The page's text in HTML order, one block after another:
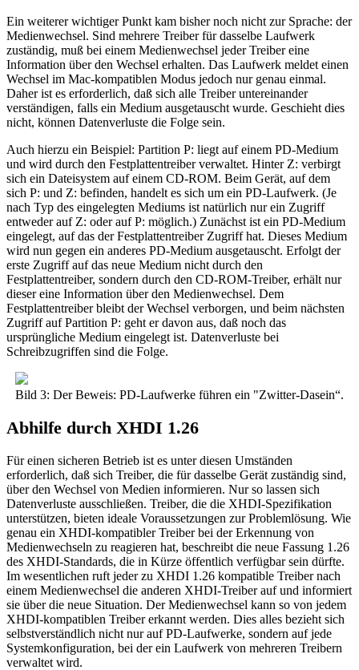
Ein weiterer wichtiger Punkt kam bisher noch nicht zur Sprache: der
Medienwechsel. Sind mehrere Treiber für dasselbe Laufwerk
zuständig, muß bei einem Medienwechsel jeder Treiber eine
Information über den Wechsel erhalten. Das Laufwerk meldet einen
Wechsel im Mac-kompatiblen Modus jedoch nur genau einmal.
Daher ist es erforderlich, daß sich alle Treiber untereinander
verständigen, falls ein Medium ausgetauscht wurde. Geschieht dies
nicht, können Datenverluste die Folge sein.
Auch hierzu ein Beispiel: Partition P: liegt auf einem PD-Medium
und wird durch den Festplattentreiber verwaltet. Hinter Z: verbirgt
sich ein Dateisystem auf einem CD-ROM. Beim Gerät, auf dem
sich P: und Z: befinden, handelt es sich um ein PD-Laufwerk. (Je
nach Typ des eingelegten Mediums ist natürlich nur ein Zugriff
entweder auf Z: oder auf P: möglich.) Zunächst ist ein PD-Medium
eingelegt, auf das der Festplattentreiber Zugriff hat. Dieses Medium
wird nun gegen ein anderes PD-Medium ausgetauscht. Erfolgt der
erste Zugriff auf das neue Medium nicht durch den
Festplattentreiber, sondern durch den CD-ROM-Treiber, erhält nur
dieser eine Information über den Medienwechsel. Dem
Festplattentreiber bleibt der Wechsel verborgen, und beim nächsten
Zugriff auf Partition P: geht er davon aus, daß noch das
ursprüngliche Medium eingelegt ist. Datenverluste bei
Schreibzugriffen sind die Folge.
Bild 3: Der Beweis: PD-Laufwerke führen ein "Zwitter-Dasein“.
Abhilfe durch XHDI 1.26
Für einen sicheren Betrieb ist es unter diesen Umständen
erforderlich, daß sich Treiber, die für dasselbe Gerät zuständig sind,
über den Wechsel von Medien informieren. Nur so lassen sich
Datenverluste ausschließen. Treiber, die die XHDI-Spezifikation
unterstützen, bieten ideale Voraussetzungen zur Problemlösung. Wie
genau ein XHDI-kompatibler Treiber bei der Erkennung von
Medienwechseln zu reagieren hat, beschreibt die neue Fassung 1.26
des XHDI-Standards, die in Kürze öffentlich verfügbar sein dürfte.
Im wesentlichen ruft jeder zu XHDI 1.26 kompatible Treiber nach
einem Medienwechsel die anderen XHDI-Treiber auf und informiert
sie über die neue Situation. Der Medienwechsel kann so von jedem
XHDI-kompatiblen Treiber erkannt werden. Dies alles bezieht sich
selbstverständlich nicht nur auf PD-Laufwerke, sondern auf jede
Systemkonfiguration, bei der ein Laufwerk von mehreren Treibern
verwaltet wird.